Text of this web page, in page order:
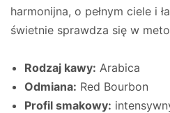
harmonijna, o pełnym ciele i
świetnie sprawdza się w
Rodzaj kawy: Arabica
Odmiana: Red Bourbon
Profil smakowy: